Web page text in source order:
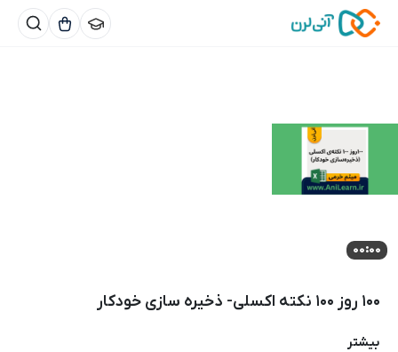
00:00
۱۰۰ روز ۱۰۰ نکته اکسلی- ذخیره سازی خودکار
بیشتر